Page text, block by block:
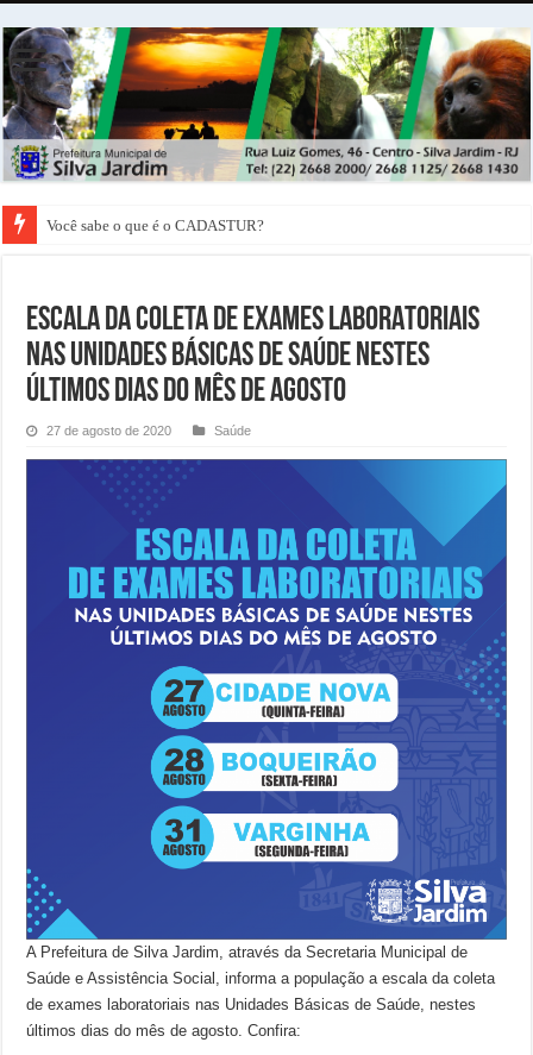
Você sabe o que é o CADASTUR?
ESCALA DA COLETA DE EXAMES LABORATORIAIS
NAS UNIDADES BÁSICAS DE SAÚDE NESTES
ÚLTIMOS DIAS DO MÊS DE AGOSTO
27 de agosto de 2020 Saúde
A Prefeitura de Silva Jardim, através da Secretaria Municipal de
Saúde e Assistência Social, informa a população a escala da coleta
de exames laboratoriais nas Unidades Básicas de Saúde, nestes
últimos dias do mês de agosto. Confira: